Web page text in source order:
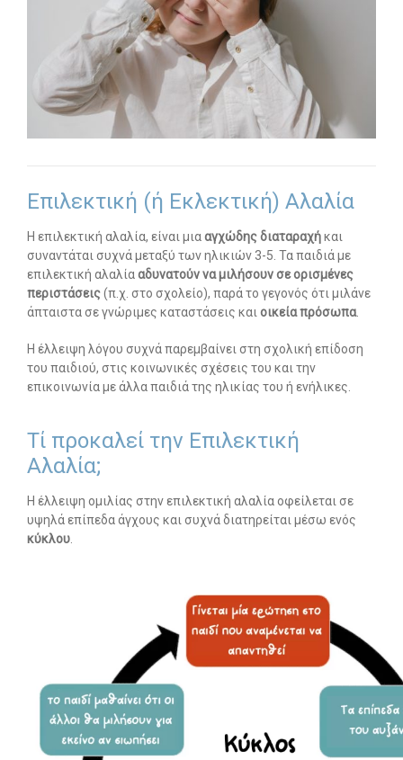
-- Ομαδικά Προγράμματα
-- Προγράμματα στον Η/Υ
Οι υπηρεσίες μας
-- Εργοθεραπεία
-- Συμβουλευτική
-- Ειδική Αγωγή
-- Παιδοψυχίατρος
-- Πρώιμη Παρέμβαση
-- Οργάνωση Μελέτης
-- Παρέμβαση σε Ενήλικες
-- Εργοθεραπεία
-- Λογοθεραπεία
-- Συμβουλευτική
-- Ασκήσεις
-- Εκπαιδευτικές Αφίσες
Επιλεκτική (ή Εκλεκτική) Αλαλία
Η επιλεκτική αλαλία, είναι μιααγχώδης διαταραχήκαι
συναντάται συχνά μεταξύ των ηλικιών 3-5. Τα παιδιά με
επιλεκτική αλαλίααδυνατούν να μιλήσουν σε ορισμένες
περιστάσεις(π.χ. στο σχολείο), παρά το γεγονός ότι μιλάνε
άπταιστα σε γνώριμες καταστάσεις και οικεία πρόσωπα.
Η έλλειψη λόγου συχνά παρεμβαίνει στη σχολική επίδοση
του παιδιού, στις κοινωνικές σχέσεις του και την
επικοινωνία με άλλα παιδιά της ηλικίας του ή ενήλικες.
Τί προκαλεί την Επιλεκτική
Αλαλία;
Η έλλειψη ομιλίας στην επιλεκτική αλαλία οφείλεται σε
υψηλά επίπεδα άγχους και συχνά διατηρείται μέσω ενός
κύκλου